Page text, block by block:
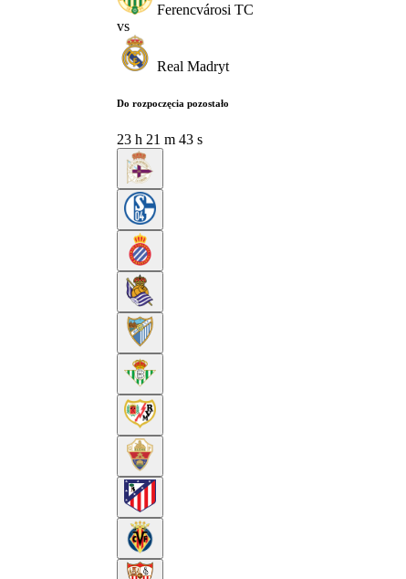
Ferencvárosi TC
vs
Real Madryt
Do rozpoczęcia pozostało
23 h 21 m 42 s